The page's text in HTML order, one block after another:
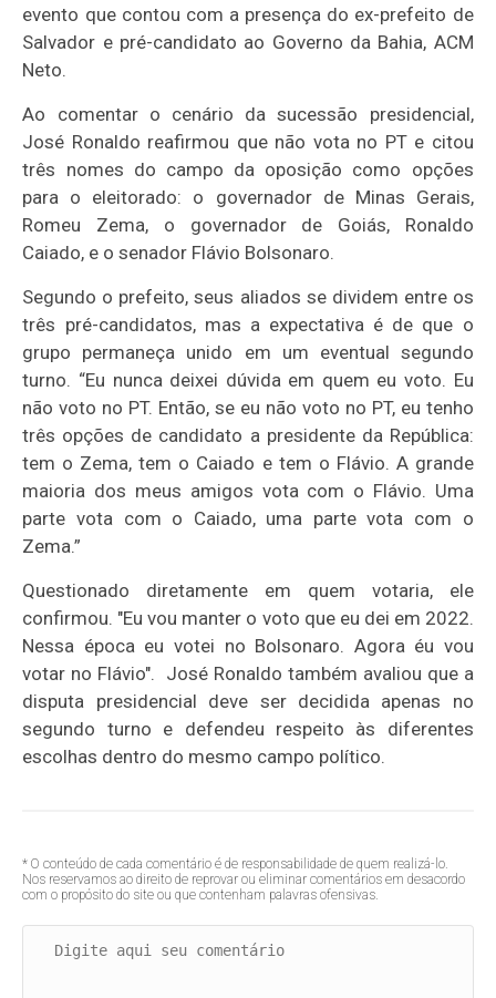
evento que contou com a presença do ex-prefeito de
Salvador e pré-candidato ao Governo da Bahia, ACM
Neto.
Ao comentar o cenário da sucessão presidencial,
José Ronaldo reafirmou que não vota no PT e citou
três nomes do campo da oposição como opções
para o eleitorado: o governador de Minas Gerais,
Romeu Zema, o governador de Goiás, Ronaldo
Caiado, e o senador Flávio Bolsonaro.
Segundo o prefeito, seus aliados se dividem entre os
três pré-candidatos, mas a expectativa é de que o
grupo permaneça unido em um eventual segundo
turno. “Eu nunca deixei dúvida em quem eu voto. Eu
não voto no PT. Então, se eu não voto no PT, eu tenho
três opções de candidato a presidente da República:
tem o Zema, tem o Caiado e tem o Flávio. A grande
maioria dos meus amigos vota com o Flávio. Uma
parte vota com o Caiado, uma parte vota com o
Zema.”
Questionado diretamente em quem votaria, ele
confirmou. "Eu vou manter o voto que eu dei em 2022.
Nessa época eu votei no Bolsonaro. Agora éu vou
votar no Flávio". José Ronaldo também avaliou que a
disputa presidencial deve ser decidida apenas no
segundo turno e defendeu respeito às diferentes
escolhas dentro do mesmo campo político.
* O conteúdo de cada comentário é de responsabilidade de quem realizá-lo.
Nos reservamos ao direito de reprovar ou eliminar comentários em desacordo
com o propósito do site ou que contenham palavras ofensivas.